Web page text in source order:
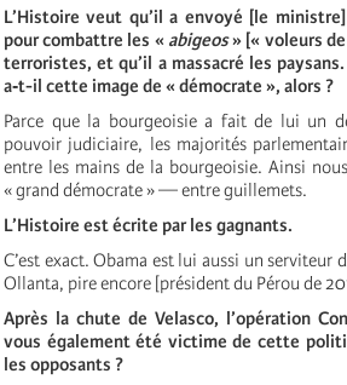
L’Histoire veut qu’il a envoyé [le
pour combattre les « abigeos» [« voleurs
terroristes, et qu’il a massacré les
a‑t-il cette image de « démocrate », alors ?
Parce que la bourgeoisie a fait de lui un
pouvoir judiciaire, les majorités
entre les mains de la bourgeoisie. Ainsi
« grand démocrate » — entre guillemets.
L’Histoire est écrite par les gagnants.
C’est exact. Obama est lui aussi un serviteur
Ollanta, pire encore [président du Pérou de
Après la chute de Velasco, l’opération
vous également été victime de cette
les opposants ?